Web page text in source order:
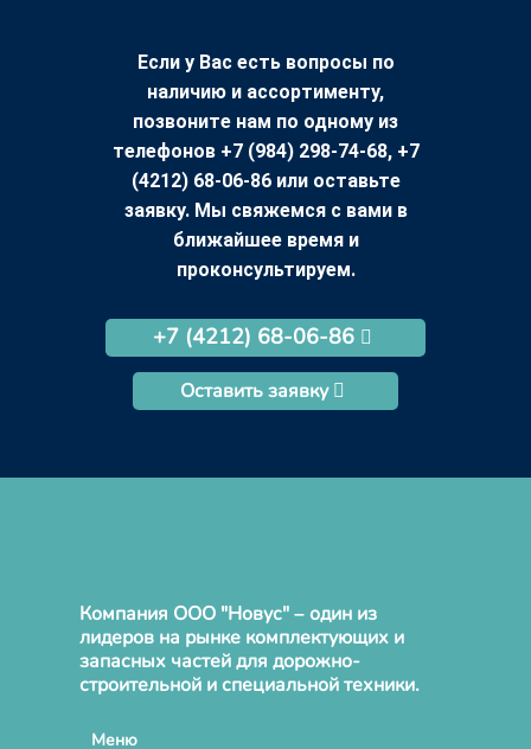
Если у Вас есть вопросы по
наличию и ассортименту,
позвоните нам по одному из
телефонов +7 (984) 298-74-68, +7
(4212) 68-06-86 или оставьте
заявку. Мы свяжемся с вами в
ближайшее время и
проконсультируем.
+7 (4212) 68-06-86
Оставить заявку
Компания ООО "Новус" – один из
лидеров на рынке комплектующих и
запасных частей для дорожно-
строительной и специальной техники.
Меню